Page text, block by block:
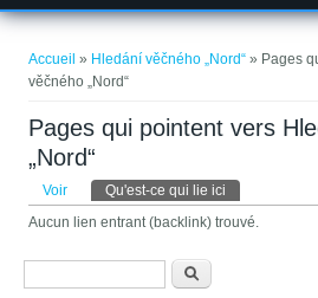
Accueil » Hledání věčného „Nord“ » Pages
věčného „Nord“
Pages qui pointent vers
„Nord“
Onglets principaux
Voir Qu'est-ce qui lie ici
Aucun lien entrant (backlink) trouvé.
Formulaire de recherche